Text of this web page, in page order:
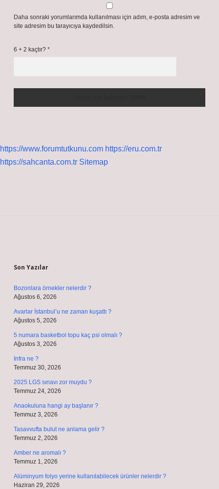
Daha sonraki yorumlarımda kullanılması için adım, e-posta adresim ve
site adresim bu tarayıcıya kaydedilsin.
6 + 2 kaçtır? *
https://www.forumtutkunu.com https://eru.com.tr
https://sahcanta.com.tr Sitemap
Son Yazılar
Bozonlara örnekler nelerdir ?
Ağustos 6, 2026
Avarlar İstanbul’u ne zaman kuşattı ?
Ağustos 5, 2026
5 numara basketbol topu kaç psi olmalı ?
Ağustos 3, 2026
Infra ne ?
Temmuz 30, 2026
2025 LGS sınavı zor muydu ?
Temmuz 24, 2026
Anaokuluna hangi ay başlanır ?
Temmuz 3, 2026
Tasavvufta bulut ne anlama gelir ?
Temmuz 2, 2026
Amber ne aromalı ?
Temmuz 1, 2026
Alüminyum folyo yerine kullanılabilecek ürünler nelerdir ?
Haziran 29, 2026